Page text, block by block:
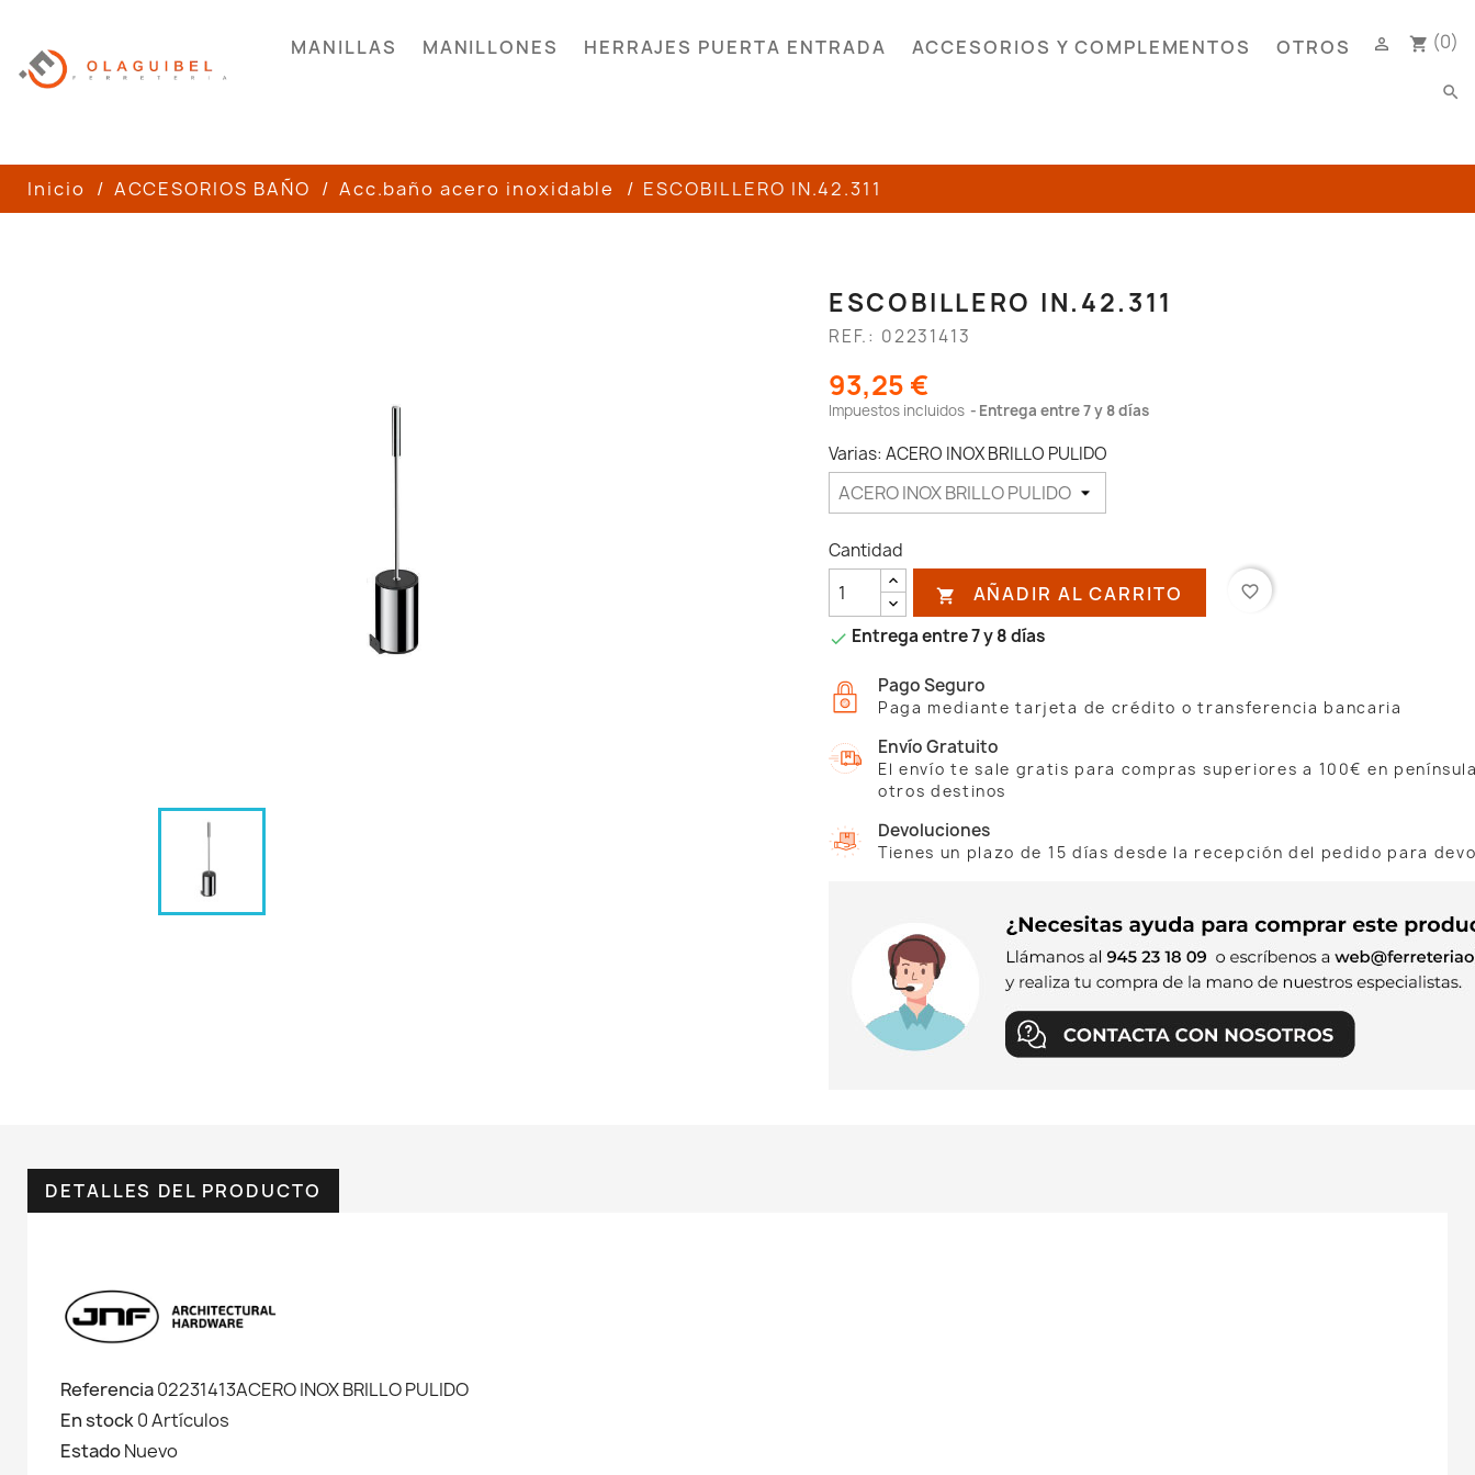
MANILLAS MANILLONES HERRAJES PUERTA ENTRADA ACCESORIOS Y COMPLEMENTOS OTROS shopping_cart (0)

search
Inicio ACCESORIOS BAÑO Acc.baño acero inoxidable ESCOBILLERO IN.42.311
ESCOBILLERO IN.42.311
REF.: 02231413
93,25 €
Impuestos incluidos Entrega entre 7 y 8 días
Varias: ACERO INOX BRILLO PULIDO
Cantidad
 AÑADIR AL CARRITO favorite_border
 Entrega entre 7 y 8 días
Pago Seguro
Paga mediante tarjeta de crédito o transferencia bancaria
Envío Gratuito
El envío te sale gratis para compras superiores a 100€ en
otros destinos
Devoluciones
Tienes un plazo de 15 días desde la recepción del pedido para
DETALLES DEL PRODUCTO
Referencia02231413ACERO INOX BRILLO PULIDO
En stock0 Artículos
EstadoNuevo